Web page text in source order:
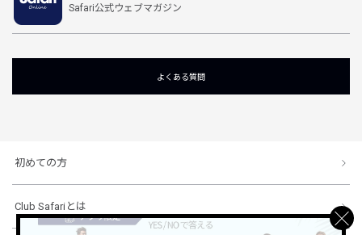
Safari公式ウェブマガジン
よくある質問
初めての方
Club Safariとは